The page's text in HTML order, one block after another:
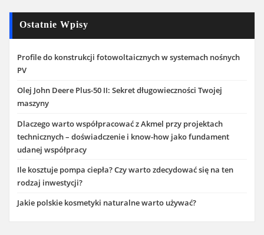
Ostatnie Wpisy
Profile do konstrukcji fotowoltaicznych w systemach nośnych
PV
Olej John Deere Plus-50 II: Sekret długowieczności Twojej
maszyny
Dlaczego warto współpracować z Akmel przy projektach
technicznych – doświadczenie i know-how jako fundament
udanej współpracy
Ile kosztuje pompa ciepła? Czy warto zdecydować się na ten
rodzaj inwestycji?
Jakie polskie kosmetyki naturalne warto używać?